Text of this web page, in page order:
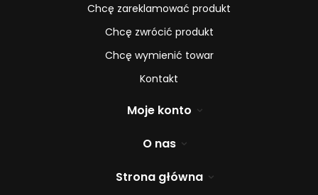
Chcę zareklamować produkt
Chcę zwrócić produkt
Chcę wymienić towar
Kontakt
Moje konto
O nas
Strona główna